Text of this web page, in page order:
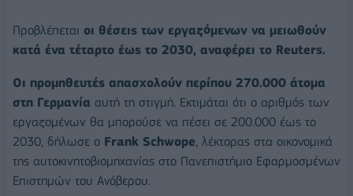
Προβλέπεται οι θέσεις των εργαζόμενων να μειωθούν
κατά ένα τέταρτο έως το 2030, αναφέρει το Reuters.
Οι προμηθευτές απασχολούν περίπου 270.000 άτομα
στη Γερμανία αυτή τη στιγμή. Εκτιμάται ότι ο αριθμός των
εργαζομένων θα μπορούσε να πέσει σε 200.000 έως το
2030, δήλωσε ο Frank Schwope, λέκτορας στα οικονομικά
της αυτοκινητοβιομηχανίας στο Πανεπιστήμιο Εφαρμοσμένων
Επιστημών του Ανόβερου.